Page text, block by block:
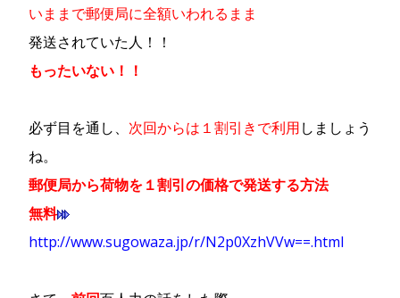
いままで郵便局に全額いわれるまま
発送されていた人！！
もったいない！！
必ず目を通し、 次回からは１割引きで利用しましょう
ね。
郵便局から荷物を１割引の価格で発送する方法
無料
http://www.sugowaza.jp/r/N2p0XzhVVw==.html